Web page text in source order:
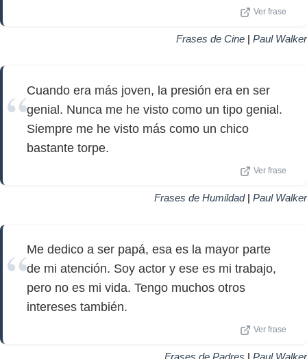
Ver frase
Frases de Cine | Paul Walker
Cuando era más joven, la presión era en ser
genial. Nunca me he visto como un tipo genial.
Siempre me he visto más como un chico
bastante torpe.
Ver frase
Frases de Humildad| Paul Walker
Me dedico a ser papá, esa es la mayor parte
de mi atención. Soy actor y ese es mi trabajo,
pero no es mi vida. Tengo muchos otros
intereses también.
Ver frase
Frases de Padres | Paul Walker